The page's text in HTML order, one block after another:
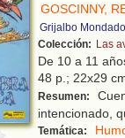
GOSCINNY,
Grijalbo
Colección: Las
De 10 a 11
48 p.; 22x29
Resumen:
intencionado,
Temática: